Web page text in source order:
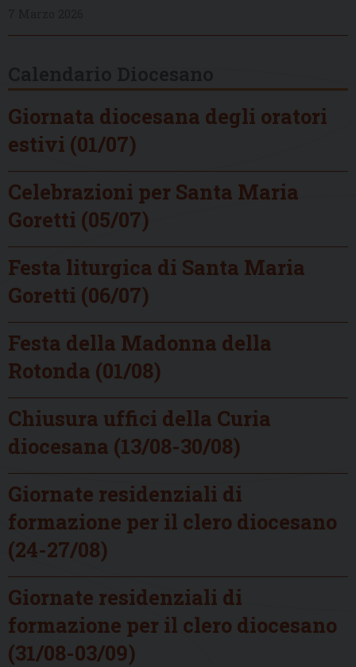
Giornata diocesana degli oratori
estivi (01/07)
Celebrazioni per Santa Maria
Goretti (05/07)
Festa liturgica di Santa Maria
Goretti (06/07)
Festa della Madonna della
Rotonda (01/08)
Chiusura uffici della Curia
diocesana (13/08-30/08)
Giornate residenziali di
formazione per il clero diocesano
(24-27/08)
Giornate residenziali di
formazione per il clero diocesano
(31/08-03/09)